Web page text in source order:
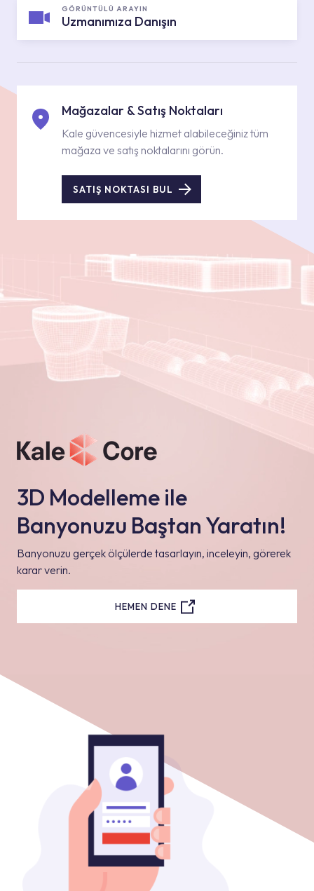
GÖRÜNTÜLÜ ARAYIN
Uzmanımıza Danışın
Mağazalar & Satış Noktaları
Kale güvencesiyle hizmet alabileceğiniz tüm
mağaza ve satış noktalarını görün.
SATIŞ NOKTASI BUL
3D Modelleme ile
Banyonuzu Baştan Yaratın!
Banyonuzu gerçek ölçülerde tasarlayın, inceleyin, görerek
karar verin.
HEMEN DENE